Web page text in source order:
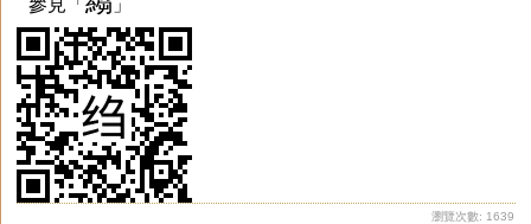
瀏覽次數: 1639